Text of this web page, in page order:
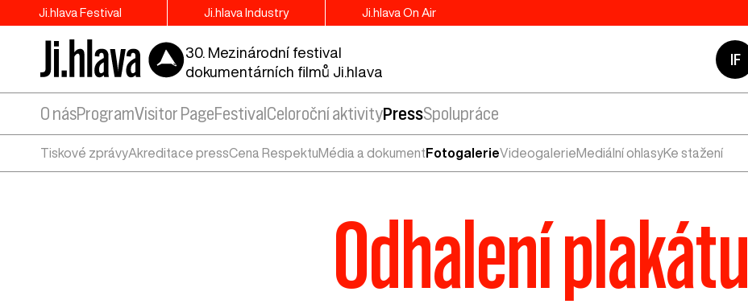
Ji.hlava Festival Ji.hlava Industry Ji.hlava On Air
30. Mezinárodní festival
dokumentárních filmů Ji.hlava
IF
O násProgramVisitor PageFestival Celoroční aktivityPress
Tiskové zprávyAkreditace pressCena RespektuMédia a dokument FotogalerieVideogalerieMediální ohlasyKe stažení
Spolupráce
Odhalení plakátu